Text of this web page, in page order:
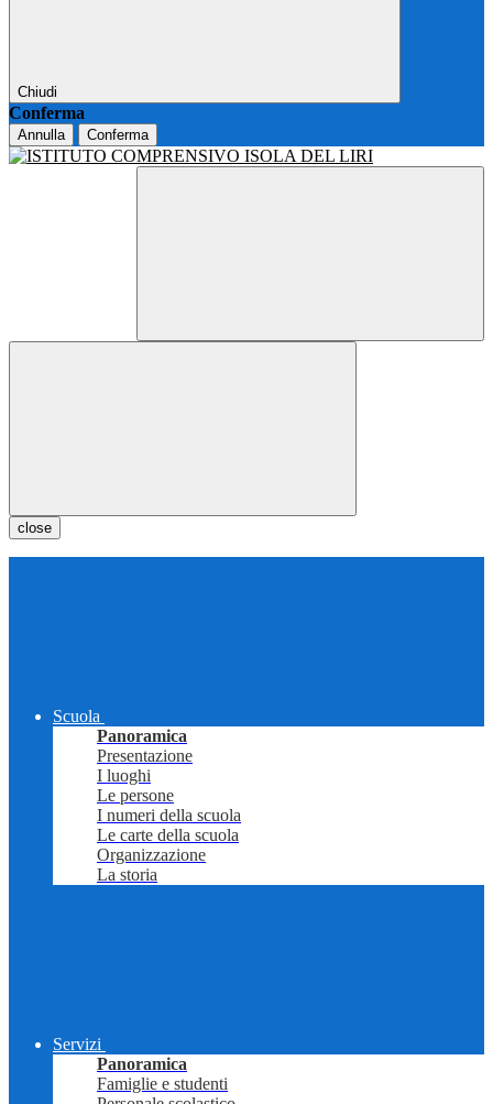
Chiudi
Conferma
Annulla Conferma
close
Scuola
Panoramica
Presentazione
I luoghi
Le persone
I numeri della scuola
Le carte della scuola
Organizzazione
La storia
Servizi
Panoramica
Famiglie e studenti